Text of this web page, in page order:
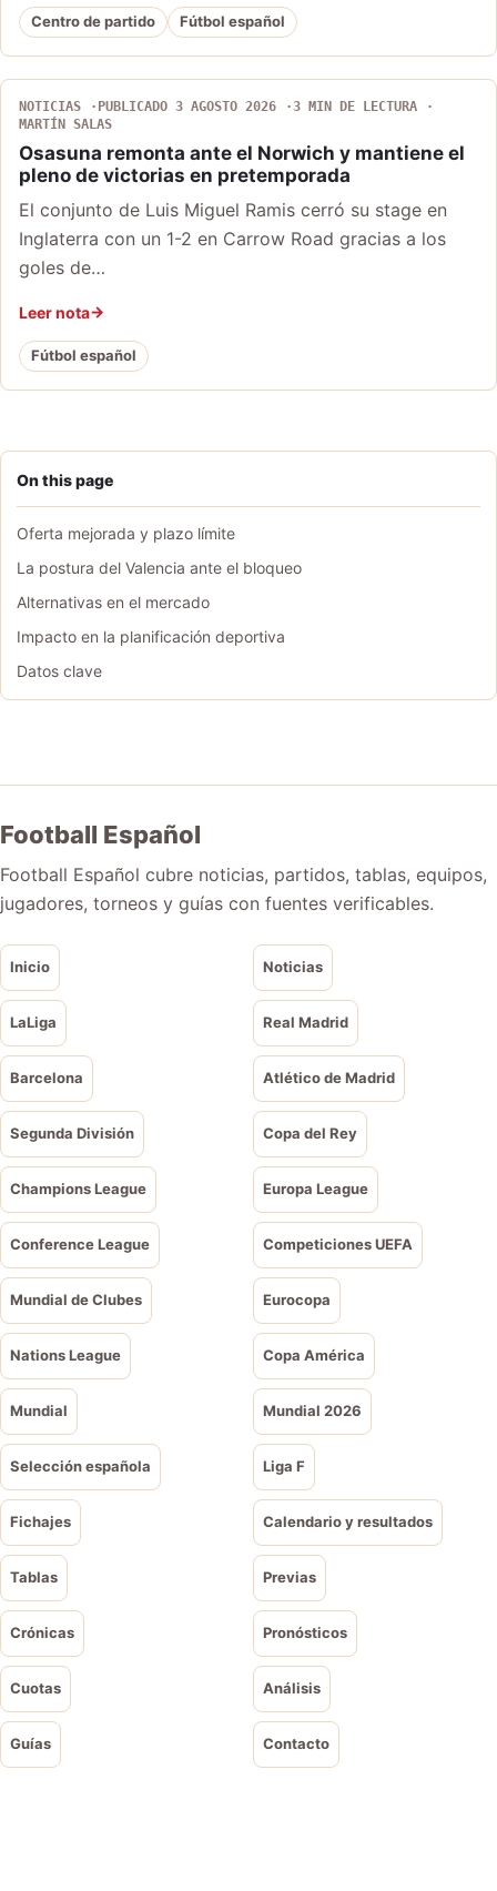
On this page
Oferta mejorada y plazo límite
La postura del Valencia ante el bloqueo
Alternativas en el mercado
Impacto en la planificación deportiva
Datos clave
Centro de partido Fútbol español
NOTICIAS PUBLICADO 3 AGOSTO 2026
3 MIN DE LECTURA
MARTÍN SALAS
Osasuna remonta ante el Norwich y mantiene el
pleno de victorias en pretemporada
El conjunto de Luis Miguel Ramis cerró su stage en
Inglaterra con un 1-2 en Carrow Road gracias a los
goles de…
Leer nota
Fútbol español
Football Español
Football Español cubre noticias, partidos, tablas, equipos,
jugadores, torneos y guías con fuentes verificables.
Inicio Noticias
LaLiga Real Madrid
Barcelona Atlético de Madrid
Segunda División Copa del Rey
Champions League Europa League
Conference League Competiciones UEFA
Mundial de Clubes Eurocopa
Nations League Copa América
Mundial Mundial 2026
Selección española Liga F
Fichajes Calendario y resultados
Tablas Previas
Crónicas Pronósticos
Cuotas Análisis
Guías Contacto